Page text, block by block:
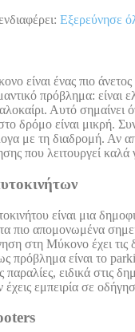
Εξερεύνησε
είναι ένας πιο
πρόβλημα: είναι
Αυτό σημαίνει
δρόμο είναι μικρή.
με τη διαδρομή. Αν
που λειτουργεί καλά
είναι μια
πιο απομονωμένα
στη Μύκονο έχει τις
πρόβλημα είναι το
παραλίες, ειδικά
έχεις εμπειρία σε